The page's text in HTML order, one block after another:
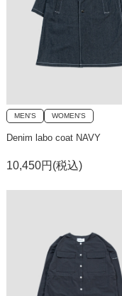
MEN'S WOMEN'S
Denim labo coat NAVY
10,450円(税込)